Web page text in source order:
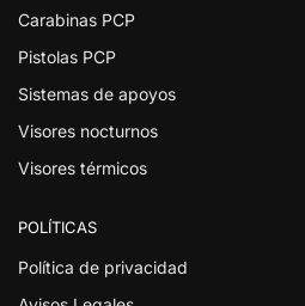
Carabinas PCP
Pistolas PCP
Sistemas de apoyos
Visores nocturnos
Visores térmicos
POLÍTICAS
Política de privacidad